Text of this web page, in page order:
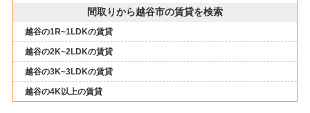
間取りから越谷市の賃貸を検索
越谷の1R~1LDKの賃貸
越谷の2K~2LDKの賃貸
越谷の3K~3LDKの賃貸
越谷の4K以上の賃貸